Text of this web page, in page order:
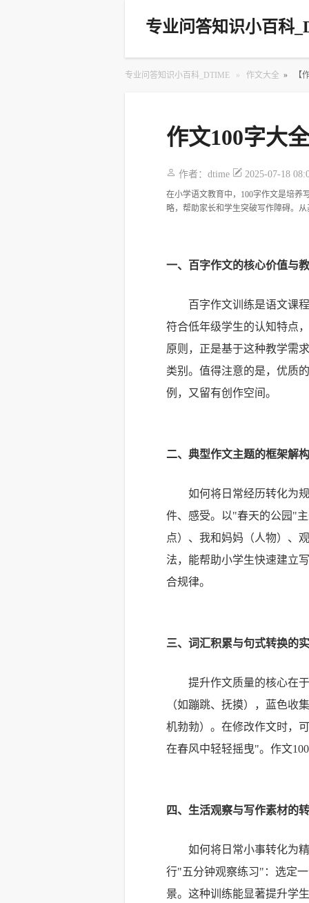
专业问答知识小百科
专业问答知识小百科_DTIME »作文大全 » 【
作文100字大
作者：dtime 2025-07-18
在小学语文教育中，100字作文是培养
略，帮助家长和学生突破写作障碍。
一、百字作文的核心价值与
百字作文训练是语文课
符合低年级学生的认知特点
原则，正是基于这种教学需
类别。值得注意的是，优质
例，又留有创作空间。
二、典型作文主题的框架解
如何将日常经历转化为
件、感受。以"春天的公园"
点）、我和妈妈（人物）、
法，能帮助小学生快速建立
合规律。
三、词汇积累与句式转换的
提升作文质量的核心在
（如蹦跳、抚摸），蓝色收
机勃勃）。在修改作文时，
在春风中轻轻摇曳"。作文
四、生活观察与写作素材的
如何将日常小事转化为
行"五分钟观察练习"：选定
景。这种训练能显著提升学